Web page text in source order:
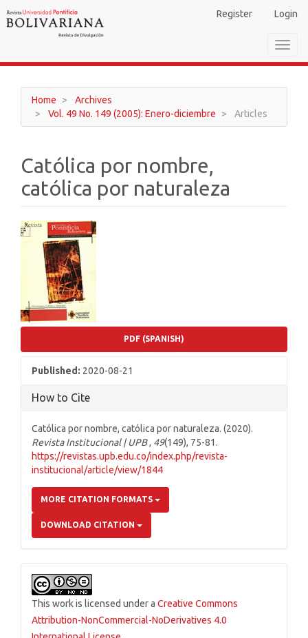
Navigation
Sidebar
Register Login
Home
Archives
Vol. 49 No. 149 (2005): Enero-diciembre
Articles
Católica por nombre,
católica por naturaleza
Article
Sidebar
PDF (SPANISH)
Published: 2020-08-21
How to Cite
Católica por nombre, católica por naturaleza. (2020).
Revista Institucional | UPB, 49(149), 75-81.
https://revistas.upb.edu.co/index.php/revista-
institucional/article/view/1844
MORE CITATION FORMATS
DOWNLOAD CITATION
This work is licensed under a Creative Commons
Attribution-NonCommercial-NoDerivatives 4.0